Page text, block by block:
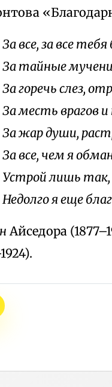
За все, за все
За тайные
За горечь слез,
За месть врагов и
За жар души,
За все, чем я
Устрой лишь
Недолго я еще
Айседора